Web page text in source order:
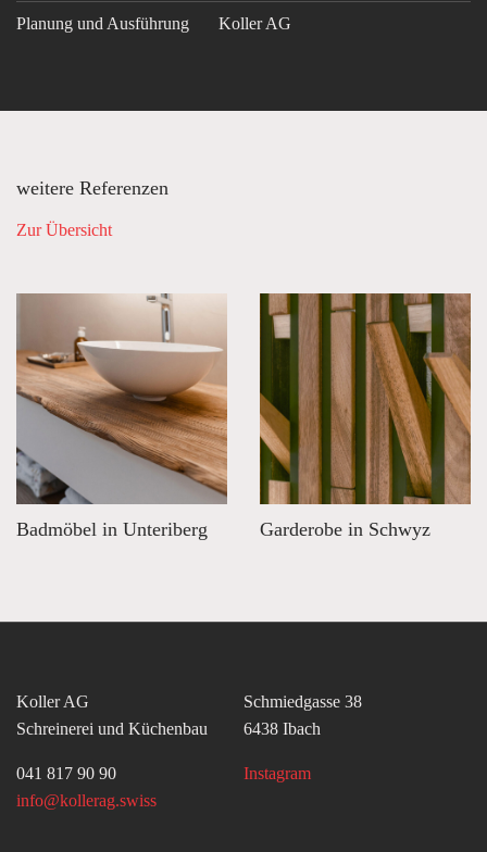
Planung und Ausführung Koller AG
weitere Referenzen
Zur Übersicht
Badmöbel in Unteriberg Garderobe in Schwyz
Koller AG
Schreinerei und Küchenbau
Schmiedgasse 38
6438 Ibach
041 817 90 90
info@kollerag.swiss
Instagram